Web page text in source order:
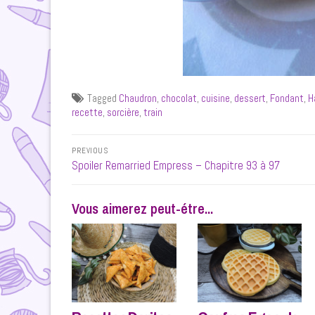
Tagged Chaudron chocolat cuisine dessert Fondant
recette sorcière train
Navigation
de
PREVIOUS
Previous
Spoiler Remarried Empress – Chapitre 93 à 97
Vous aimerez peut-étre...